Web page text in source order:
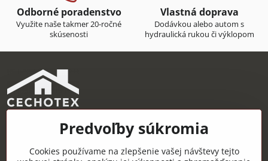
Odborné poradenstvo
Využite naše takmer 20-ročné
skúsenosti
Vlastná doprava
Dodávkou alebo autom s
hydraulická rukou či výklopom
CECHOTEX s.r.o.
Železničná 22, 044 14 Čaňa
Predvoľby súkromia
Cookies používame na zlepšenie vašej návštevy tejto